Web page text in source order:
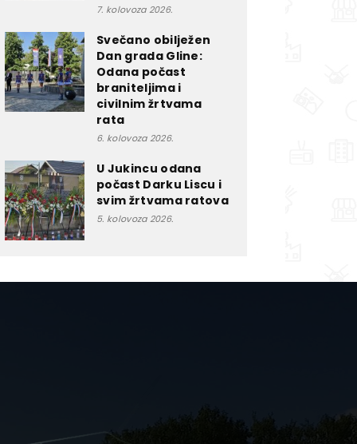
7. kolovoza 2026.
Svečano obilježen
Dan grada Gline:
Odana počast
braniteljima i
civilnim žrtvama
rata
6. kolovoza 2026.
U Jukincu odana
počast Darku Liscu i
svim žrtvama ratova
5. kolovoza 2026.